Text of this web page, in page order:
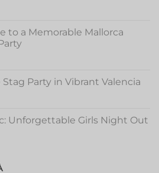
to a Memorable Mallorca
Party in Vibrant Valencia
Unforgettable Girls Night Out